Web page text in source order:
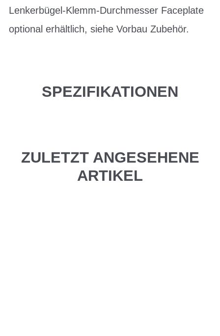
Lenkerbügel-Klemm-Durchmesser Faceplate
optional erhältlich, siehe Vorbau Zubehör.
SPEZIFIKATIONEN
ZULETZT ANGESEHENE
ARTIKEL